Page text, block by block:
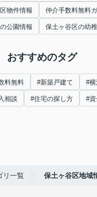
物件情報 仲介手数料無料
公園情報 保土ヶ谷区の幼
おすすめのタグ
料無料 #新築戸建て #
相談 #住宅の探し方 #
リ一覧 保土ヶ谷区地域